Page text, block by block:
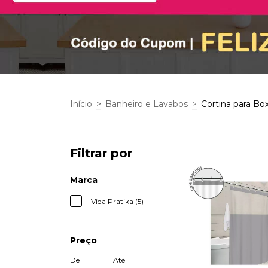
Início > Banheiro e Lavabos > Cortina para
Filtrar por
Marca
Vida Pratika (5)
Preço
De Até